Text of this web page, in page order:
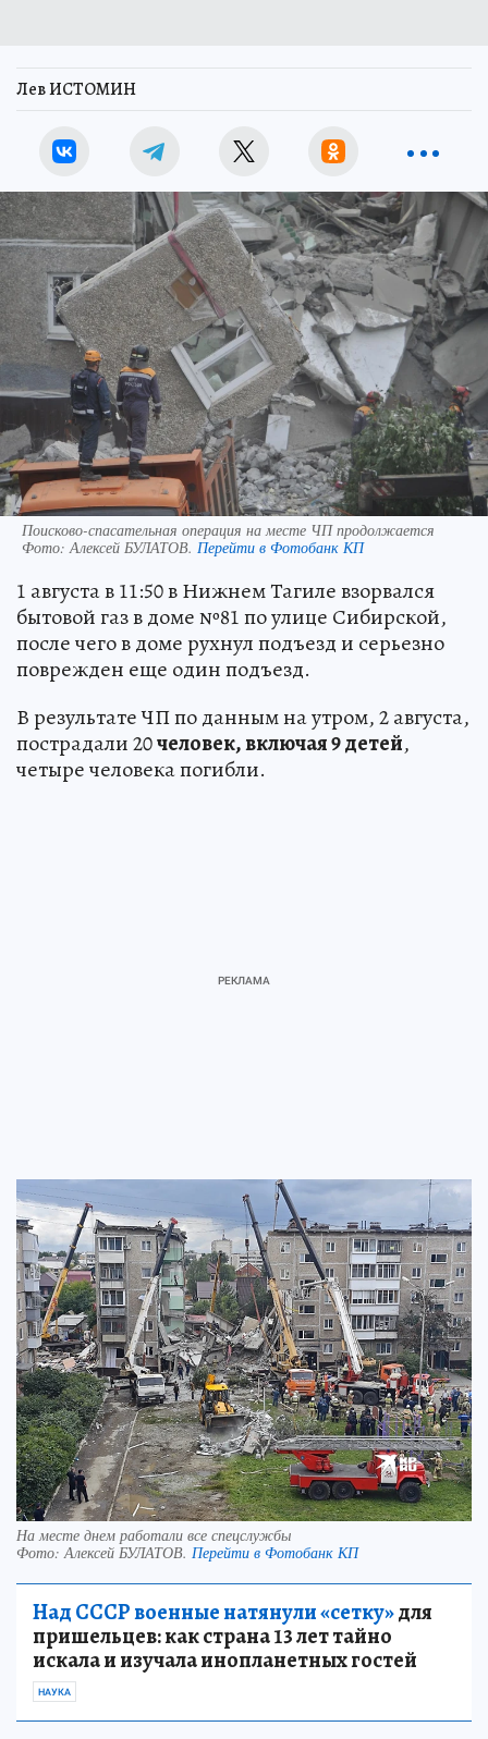
Лев ИСТОМИН
Поисково-спасательная операция на месте ЧП продолжается
Фото:Алексей БУЛАТОВ. Перейти в Фотобанк КП
1 августа в 11:50 в Нижнем Тагиле взорвался
бытовой газ в доме №81 по улице Сибирской,
после чего в доме рухнул подъезд и серьезно
поврежден еще один подъезд.
В результате ЧП по данным на утром, 2 августа,
пострадали 20человек, включая 9 детей,
четыре человека погибли.
На месте днем работали все спецслужбы
Фото: Алексей БУЛАТОВ. Перейти в Фотобанк КП
Над СССР военные натянули «сетку»для
пришельцев: как страна 13 лет тайно
искала и изучала инопланетных гостей
НАУКА